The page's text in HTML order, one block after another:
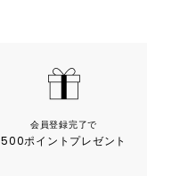
会員登録完了で
500ポイントプレゼント